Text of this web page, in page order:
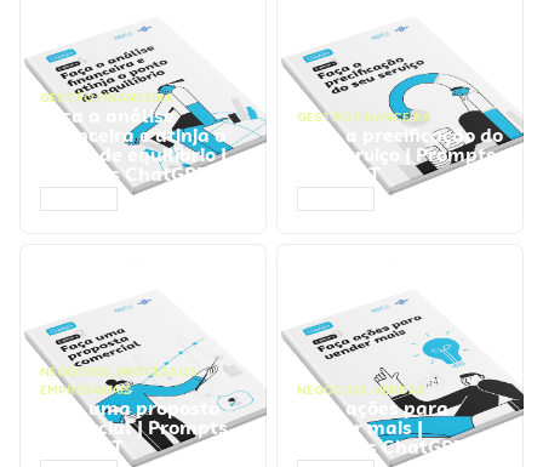
GESTÃO FINANCEIRA
Faça a análise
financeira e atinja o
ponto de equilíbrio |
Prompts ChatGPT
GESTÃO FINANCEIRA
Faça a precificação do
seu serviço | Prompts
ChatGPT
NEGÓCIOS, PROCESSOS
EMPRESARIAIS
Faça uma proposta
comercial | Prompts
ChatGPT
NEGÓCIOS, VENDAS
Faça ações para
vender mais |
Prompts ChatGPT